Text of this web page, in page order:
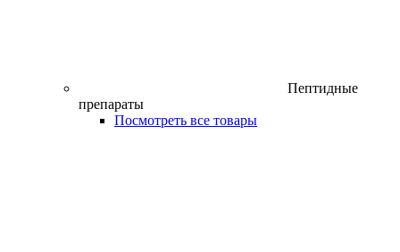
Пептидные
препараты
Посмотреть все товары